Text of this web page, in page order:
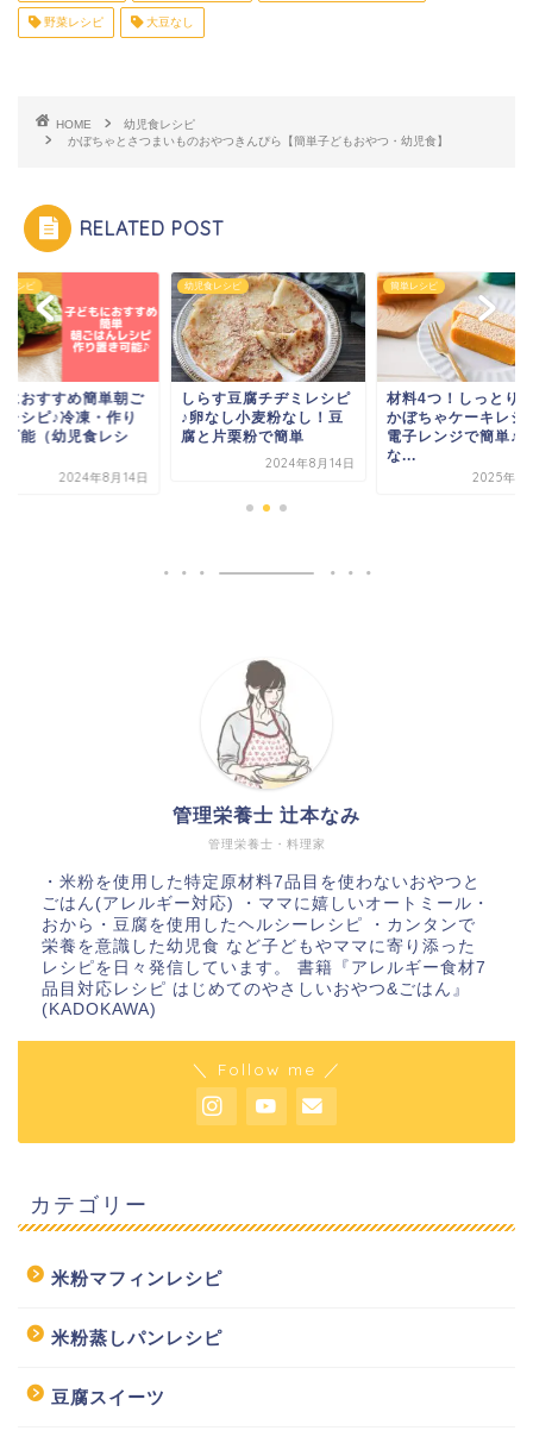
野菜レシピ 大豆なし
HOME
幼児食レシピ
かぼちゃとさつまいものおやつきんぴら【簡単子どもおやつ・幼児食】
RELATED POST
レシピ
におすすめ簡単朝ご
レシピ♪冷凍・作り
可能（幼児食レシ
2024年8月14日
幼児食レシピ
しらす豆腐チヂミレシピ
♪卵なし小麦粉なし！豆
腐と片栗粉で簡単
2024年8月14日
簡単レシピ
材料4つ！しっとり
かぼちゃケーキレシ
電子レンジで簡単♪卵
な...
2025年11
管理栄養士・料理家
管理栄養士 辻本なみ
・米粉を使用した特定原材料7品目を使わないおやつと
ごはん(アレルギー対応) ・ママに嬉しいオートミール・
おから・豆腐を使用したヘルシーレシピ ・カンタンで
栄養を意識した幼児食 など子どもやママに寄り添った
レシピを日々発信しています。 書籍『アレルギー食材7
品目対応レシピ はじめてのやさしいおやつ&ごはん』
(KADOKAWA)
＼ Follow me ／
カテゴリー
米粉マフィンレシピ
米粉蒸しパンレシピ
豆腐スイーツ